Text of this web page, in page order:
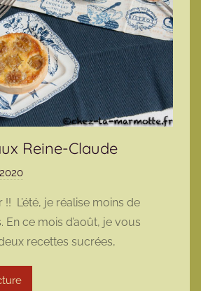
Reine-Claude
r
m
a
r
L’été, je réalise moins de
En ce mois d’août, je vous
recettes sucrées,